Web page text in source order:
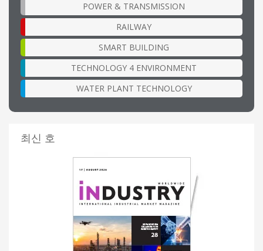
POWER & TRANSMISSION
RAILWAY
SMART BUILDING
TECHNOLOGY 4 ENVIRONMENT
WATER PLANT TECHNOLOGY
최신 호